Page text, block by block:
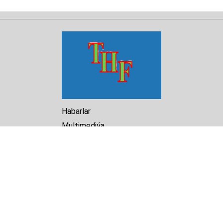
Habarlar
Multimediýa